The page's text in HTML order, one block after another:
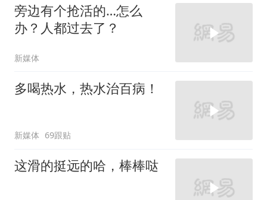
旁边有个抢活的…怎么
办？人都过去了？
新媒体
多喝热水，热水治百病！
新媒体 69跟贴
这滑的挺远的哈，棒棒哒